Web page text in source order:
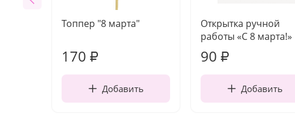
Топпер "8 марта"
170 ₽
Добавить
Открытка ручной
работы «С 8 марта!»
90 ₽
Добавить